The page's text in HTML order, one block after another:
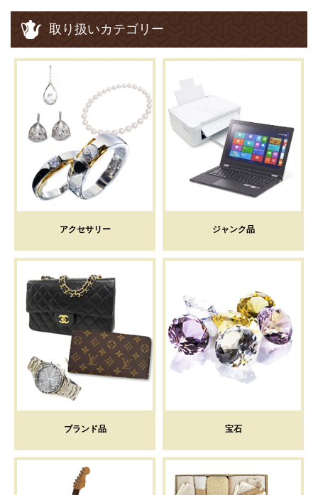
取り扱いカテゴリー
アクセサリー ジャンク品
ブランド品 宝石